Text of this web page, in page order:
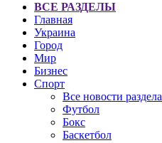
ВСЕ РАЗДЕЛЫ
Главная
Украина
Город
Мир
Бизнес
Спорт
Все новости раздела
Футбол
Бокс
Баскетбол